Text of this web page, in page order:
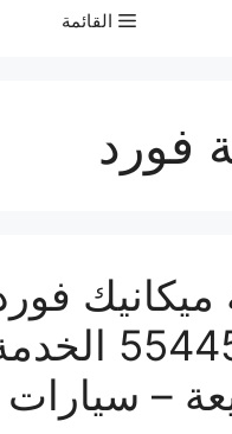
القائمة
فورد
55445363
–